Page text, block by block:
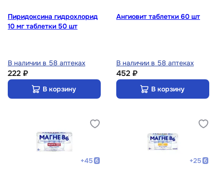
Пиридоксина гидрохлорид
10 мг таблетки 50 шт
В наличии в 58 аптеках
222 ₽
В корзину
Ангиовит таблетки 60 шт
В наличии в 58 аптеках
452 ₽
В корзину
+45 +25